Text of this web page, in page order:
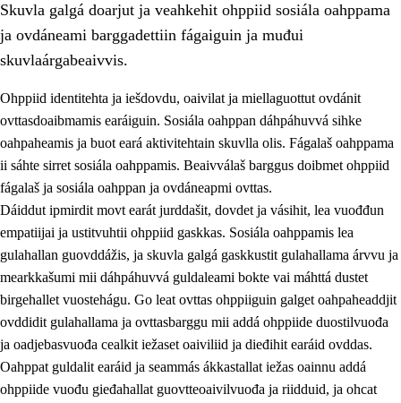
2. Oahppama prinsihpat, ovdáneapmi ja oahppahábmen
2.1 Sosiála oahppan ja ovdáneapmi
2.2 Gealbu fágain
2.3 Vuođđogálggat
2.4 Oahppat oahppat
Skuvla galgá doarjut ja veahkehit ohppiid sosiála oahppama
ja ovdáneami barggadettiin fágaiguin ja muđui
skuvlaárgabeaivvis.
Ohppiid identitehta ja iešdovdu, oaivilat ja miellaguottut ovdánit
ovttasdoaibmamis earáiguin. Sosiála oahppan dáhpáhuvvá sihke
oahpaheamis ja buot eará aktivitehtain skuvlla olis. Fágalaš oahppama
ii sáhte sirret sosiála oahppamis. Beaivválaš barggus doibmet ohppiid
fágalaš ja sosiála oahppan ja ovdáneapmi ovttas.
Dáiddut ipmirdit movt earát jurddašit, dovdet ja vásihit, lea vuođđun
empatiijai ja ustitvuhtii ohppiid gaskkas. Sosiála oahppamis lea
gulahallan guovddážis, ja skuvla galgá gaskkustit gulahallama árvvu ja
mearkkašumi mii dáhpáhuvvá guldaleami bokte vai máhttá dustet
birgehallet vuostehágu. Go leat ovttas ohppiiguin galget oahpaheaddjit
ovddidit gulahallama ja ovttasbarggu mii addá ohppiide duostilvuođa
ja oadjebasvuođa cealkit iežaset oaiviliid ja dieđihit earáid ovddas.
Oahppat guldalit earáid ja seammás ákkastallat iežas oainnu addá
ohppiide vuođu gieđahallat guovtteoaivilvuođa ja riidduid, ja ohcat